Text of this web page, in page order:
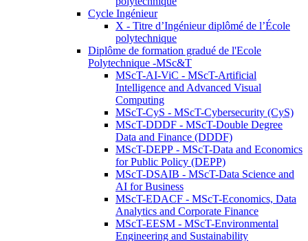
Cycle Ingénieur
X - Titre d’Ingénieur diplômé de l’École
polytechnique
Diplôme de formation gradué de l'Ecole
Polytechnique -MSc&T
MScT-AI-ViC - MScT-Artificial
Intelligence and Advanced Visual
Computing
MScT-CyS - MScT-Cybersecurity (CyS)
MScT-DDDF - MScT-Double Degree
Data and Finance (DDDF)
MScT-DEPP - MScT-Data and Economics
for Public Policy (DEPP)
MScT-DSAIB - MScT-Data Science and
AI for Business
MScT-EDACF - MScT-Economics, Data
Analytics and Corporate Finance
MScT-EESM - MScT-Environmental
Engineering and Sustainability